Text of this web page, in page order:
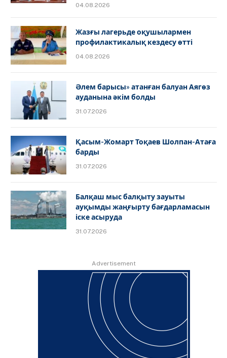
04.08.2026
Жазғы лагерьде оқушылармен
профилактикалық кездесу өтті
04.08.2026
Әлем барысы» атанған балуан Аягөз
ауданына әкім болды
31.07.2026
Қасым-Жомарт Тоқаев Шолпан-Атаға
барды
31.07.2026
Балқаш мыс балқыту зауыты
ауқымды жаңғырту бағдарламасын
іске асыруда
31.07.2026
Advertisement